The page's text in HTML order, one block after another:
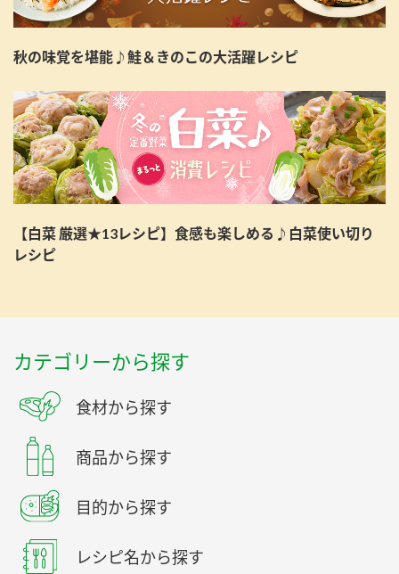
秋の味覚を堪能♪鮭＆きのこの大活躍レシピ
【白菜 厳選★13レシピ】食感も楽しめる♪白菜使い切り
レシピ
カテゴリーから探す
食材から探す
商品から探す
目的から探す
レシピ名から探す